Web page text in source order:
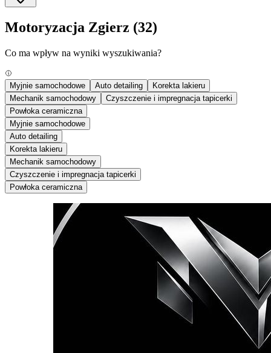
Motoryzacja Zgierz (32)
Co ma wpływ na wyniki wyszukiwania?
Myjnie samochodowe Auto detailing
Korekta lakieru
Mechanik samochodowy
Czyszczenie i impregnacja tapicerki
Powłoka ceramiczna
Myjnie samochodowe
Auto detailing
Korekta lakieru
Mechanik samochodowy
Czyszczenie i impregnacja tapicerki
Powłoka ceramiczna